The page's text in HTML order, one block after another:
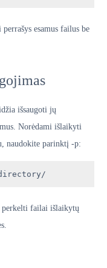
esamus failus be
išsaugoti jų
Norėdami išlaikyti
naudokite parinktį -p:
failai išlaikytų